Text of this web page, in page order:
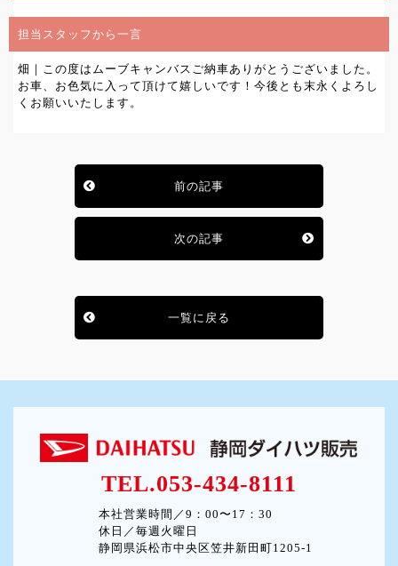
担当スタッフから一言
畑｜この度はムーブキャンバスご納車ありがとうございました。
お車、お色気に入って頂けて嬉しいです！今後とも末永くよろし
くお願いいたします。
前の記事
次の記事
一覧に戻る
TEL.053-434-8111
本社営業時間／9：00〜17：30
休日／毎週火曜日
静岡県浜松市中央区笠井新田町1205-1